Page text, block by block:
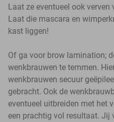
Laat ze eventueel ook
Laat die mascara en
kast liggen!
Of ga voor brow lamination;
wenkbrauwen te temmen.
wenkbrauwen secuur
gebracht. Ook de
eventueel uitbreiden met het
een prachtig vol resultaat. Jij